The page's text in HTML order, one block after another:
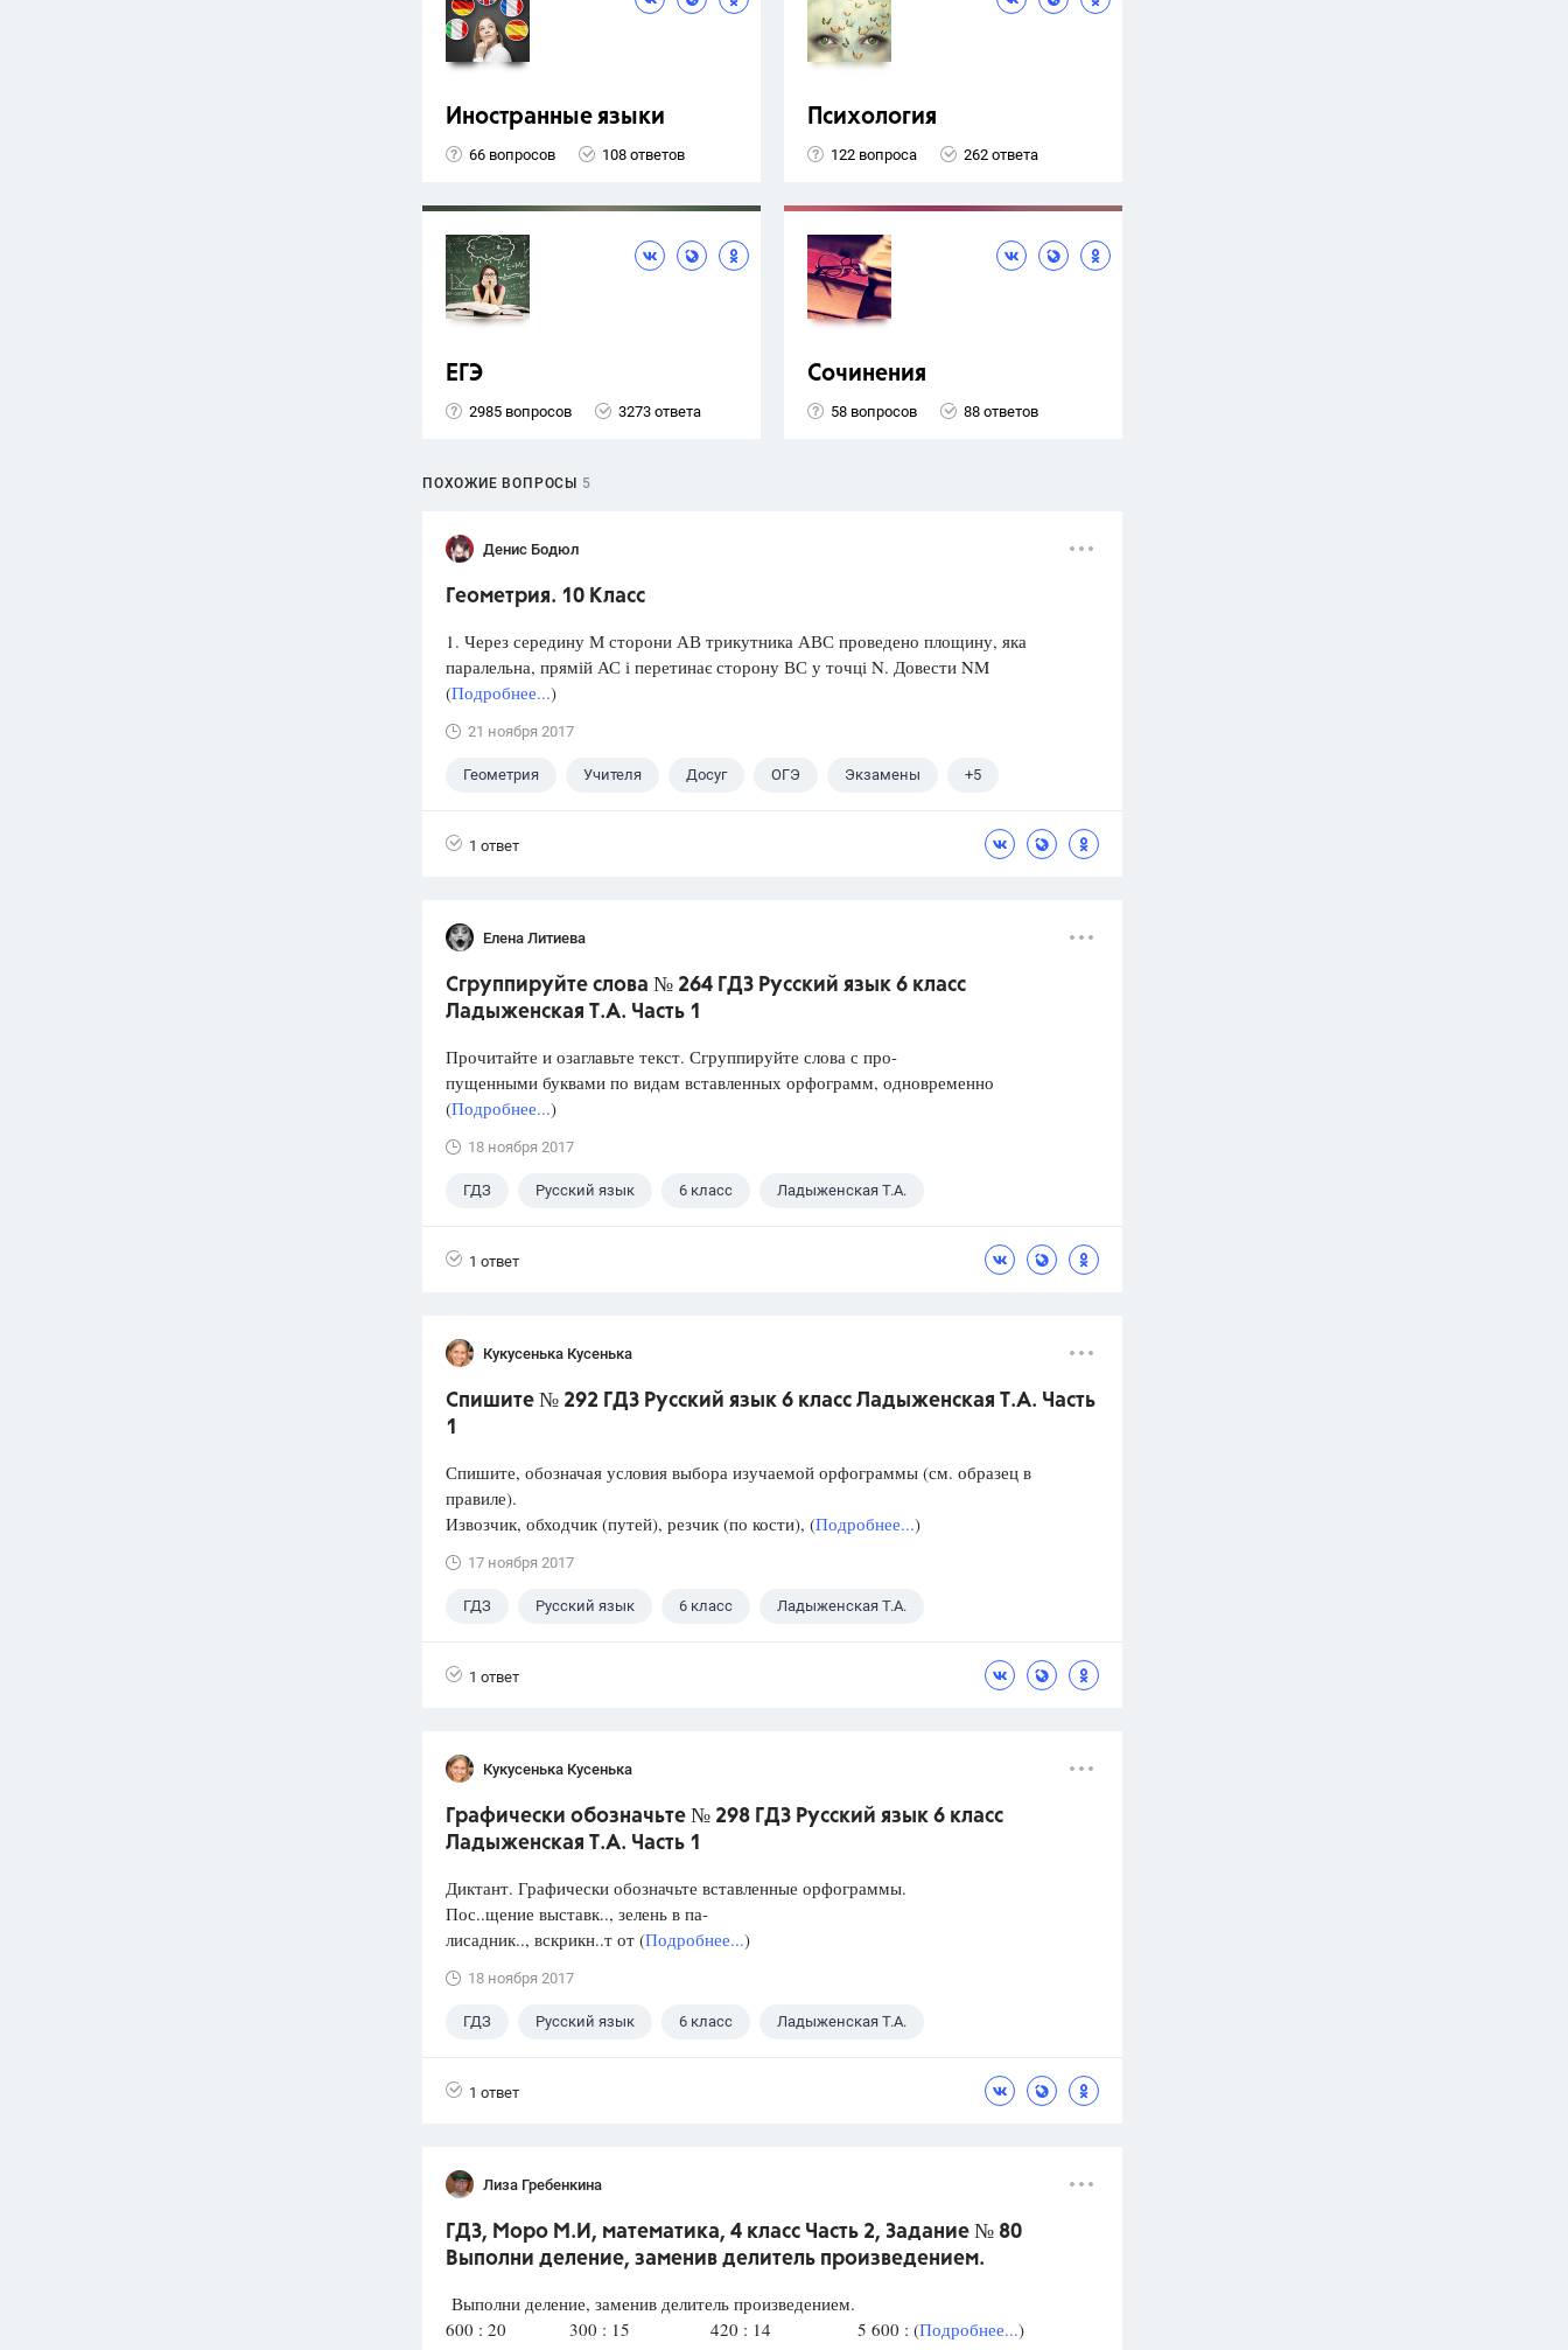
Иностранные языки
66 вопросов 108 ответов
Психология
122 вопроса 262 ответа
ЕГЭ
2985 вопросов 3273 ответа
Сочинения
58 вопросов 88 ответов
ПОХОЖИЕ ВОПРОСЫ 5
Денис Бодюл
Геометрия. 10 Класс
1. Через середину М сторони АВ трикутника АВС проведено площину, яка
паралельна, прямій АС і перетинає сторону ВС у точці N. Довести NM
(Подробнее...)
21 ноября 2017
Геометрия Учителя Досуг ОГЭ Экзамены +5
1 ответ
Елена Литиева
Сгруппируйте слова № 264 ГДЗ Русский язык 6 класс
Ладыженская Т.А. Часть 1
Прочитайте и озаглавьте текст. Сгруппируйте слова с про-
пущенными буквами по видам вставленных орфограмм, одновременно
(Подробнее...)
18 ноября 2017
ГДЗ Русский язык 6 класс Ладыженская Т.А.
1 ответ
Кукусенька Кусенька
Спишите № 292 ГДЗ Русский язык 6 класс Ладыженская Т.А. Часть
1
Спишите, обозначая условия выбора изучаемой орфограммы (см. образец в
правиле).
Извозчик, обходчик (путей), резчик (по кости), (Подробнее...)
17 ноября 2017
ГДЗ Русский язык 6 класс Ладыженская Т.А.
1 ответ
Кукусенька Кусенька
Графически обозначьте № 298 ГДЗ Русский язык 6 класс
Ладыженская Т.А. Часть 1
Диктант. Графически обозначьте вставленные орфограммы.
Пос..щение выставк.., зелень в па-
лисадник.., вскрикн..т от (Подробнее...)
18 ноября 2017
ГДЗ Русский язык 6 класс Ладыженская Т.А.
1 ответ
Лиза Гребенкина
ГДЗ, Моро М.И, математика, 4 класс Часть 2, Задание № 80
Выполни деление, заменив делитель произведением.
Выполни деление, заменив делитель произведением.
600 : 20 300 : 15 420 : 14 5 600 : (Подробнее...)